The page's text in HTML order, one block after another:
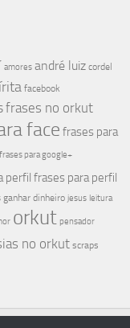
amores andré luiz cordel
facebook
frases no orkut
face frases para
frases para google+
perfil frases para perfil
ganhar dinheiro jesus leitura
orkut pensador
no orkut scraps